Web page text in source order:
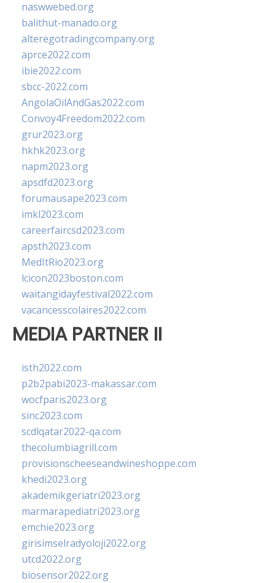
naswwebed.org
balithut-manado.org
alteregotradingcompany.org
aprce2022.com
ibie2022.com
sbcc-2022.com
AngolaOilAndGas2022.com
Convoy4Freedom2022.com
grur2023.org
hkhk2023.org
napm2023.org
apsdfd2023.org
forumausape2023.com
imkl2023.com
careerfaircsd2023.com
apsth2023.com
MedItRio2023.org
lcicon2023boston.com
waitangidayfestival2022.com
vacancesscolaires2022.com
MEDIA PARTNER II
isth2022.com
p2b2pabi2023-makassar.com
wocfparis2023.org
sinc2023.com
scdlqatar2022-qa.com
thecolumbiagrill.com
provisionscheeseandwineshoppe.com
khedi2023.org
akademikgeriatri2023.org
marmarapediatri2023.org
emchie2023.org
girisimselradyoloji2022.org
utcd2022.org
biosensor2022.org